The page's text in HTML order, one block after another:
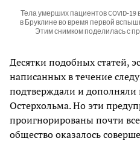
Тела умерших пациентов COVID-
в Бруклине во время первой
Этим снимком поделилась с
Десятки подобных статей,
написанных в течение
подтверждали и дополняли
Остерхольма. Но эти
проигнорированы почти
общество оказалось